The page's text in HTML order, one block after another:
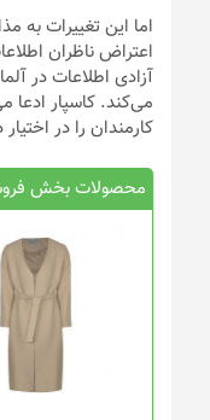
اما این تغییرات به
اعتراض ناظران
آزادی اطلاعات در
کارمندان را در
محصولات بخش